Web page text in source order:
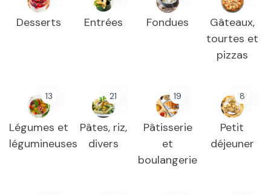
Desserts Entrées Fondues
Gâteaux,
tourtes et
pizzas
13
Légumes et
légumineuses
21
Pâtes, riz,
divers
19
Pâtisserie
et
boulangerie
8
Petit
déjeuner